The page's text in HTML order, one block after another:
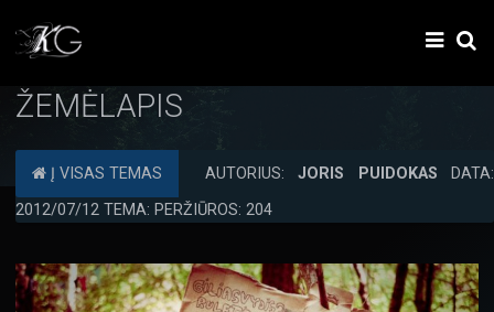
ŽEMĖLAPIS
Į VISAS TEMAS AUTORIUS: JORIS PUIDOKAS DATA:
2012/07/12 TEMA: PERŽIŪROS: 204